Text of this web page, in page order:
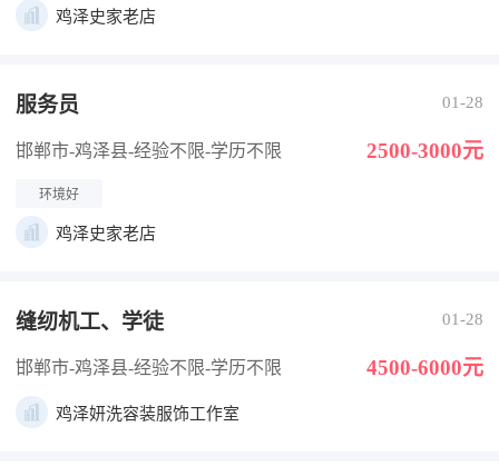
鸡泽史家老店
服务员 01-28
邯郸市-鸡泽县-经验不限-学历不限 2500-3000元
环境好
鸡泽史家老店
缝纫机工、学徒 01-28
邯郸市-鸡泽县-经验不限-学历不限 4500-6000元
鸡泽妍洗容装服饰工作室